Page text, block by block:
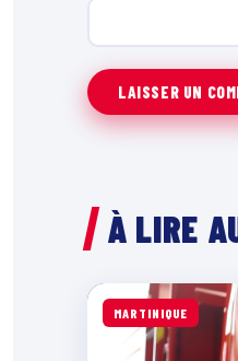
À LIRE
MARTINIQUE